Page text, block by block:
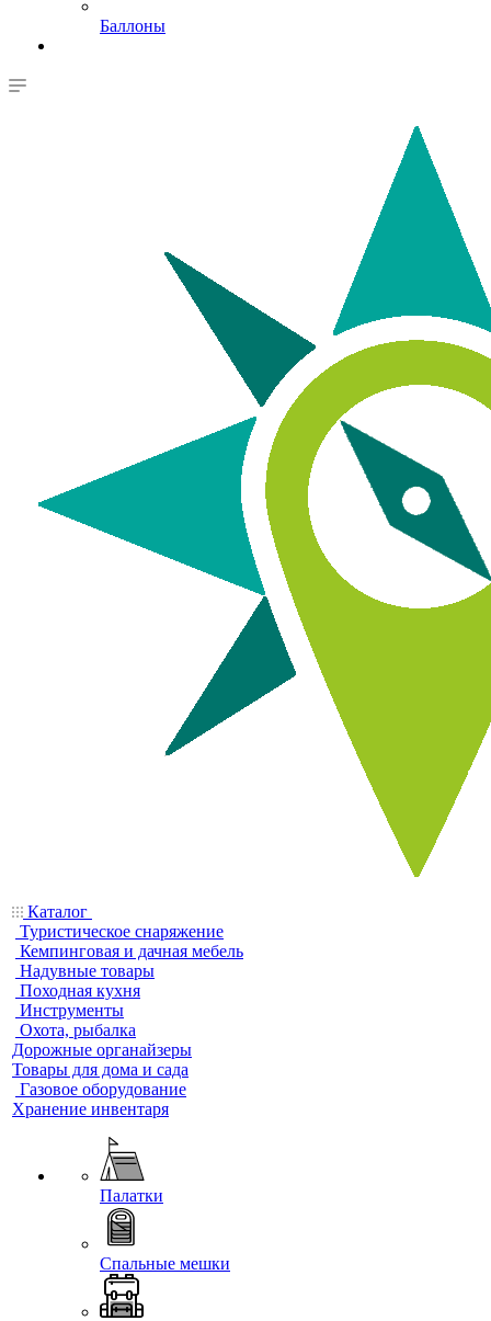
Баллоны
Каталог
Туристическое снаряжение
Кемпинговая и дачная мебель
Надувные товары
Походная кухня
Инструменты
Охота, рыбалка
Дорожные органайзеры
Товары для дома и сада
Газовое оборудование
Хранение инвентаря
Палатки
Спальные мешки